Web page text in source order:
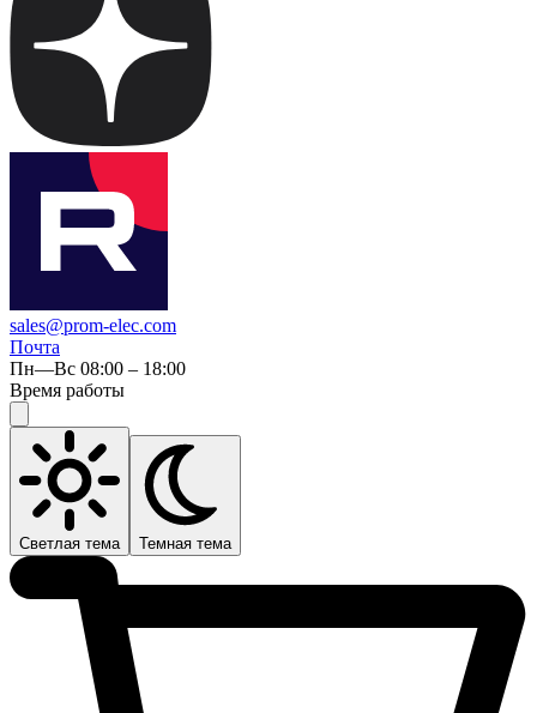
sales@prom-elec.com
Почта
Пн—Вс 08:00 – 18:00
Время работы
Светлая тема Темная тема